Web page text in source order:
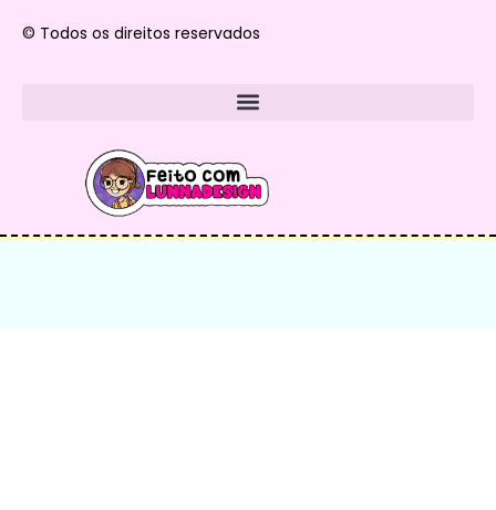
© Todos os direitos reservados